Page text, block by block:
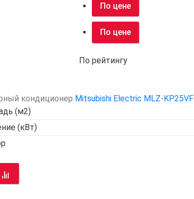
По цене
По цене
По рейтингу
кондиционер Mitsubishi Electric MLZ-KP25VF
(м2)
(кВт)